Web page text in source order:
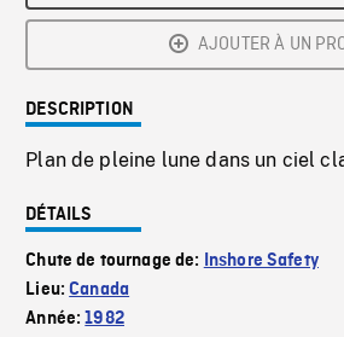
AJOUTER À UN
DESCRIPTION
Plan de pleine lune dans un ciel
DÉTAILS
Chute de tournage de:
Inshore Safety
Lieu:Canada
Année:1982